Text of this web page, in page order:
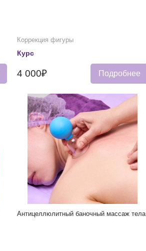
Коррекция фигуры
Курс
4 000₽ Подробнее
Антицеллюлитный баночный массаж тела